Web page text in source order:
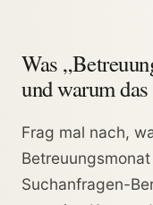
Was
und warum
Frag mal nach,
Suchanfragen-